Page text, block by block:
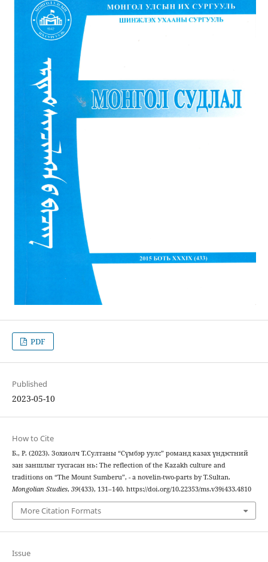
PDF
Published
2023-05-10
How to Cite
Б., Р. (2023). Зохиолч Т.Султаны “Сүмбэр уулс” романд казах үндэстний
зан заншлыг тусгасан нь: The reflection of the Kazakh culture and
traditions on “The Mount Sumberu”, - a novelin-two-parts by T.Sultan.
Mongolian Studies, 39(433), 131–140. https://doi.org/10.22353/ms.v39i433.4810
More Citation Formats
Issue